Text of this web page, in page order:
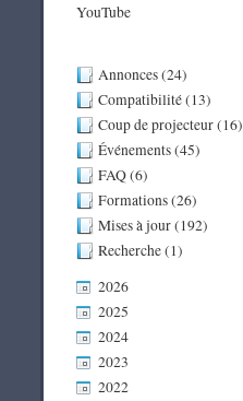
YouTube
Annonces (24)
Compatibilité (13)
Coup de projecteur (16)
Événements (45)
FAQ (6)
Formations (26)
Mises à jour (192)
Recherche (1)
2026
2025
2024
2023
2022